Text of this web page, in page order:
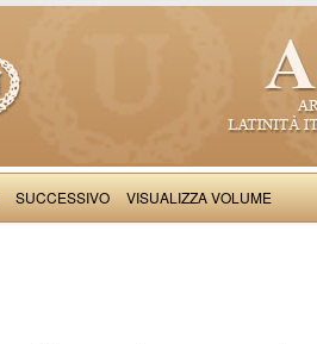
SUCCESSIVO VISUALIZZA VOLUME